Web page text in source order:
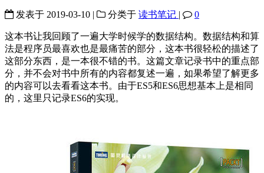
发表于 2019-03-10 | 分类于 读书笔记 | 0
这本书让我回顾了一遍大学时候学的数据结构。数据结构和算
法是程序员最喜欢也是最痛苦的部分，这本书很轻松的描述了
这部分东西，是一本很不错的书。这篇文章记录书中的重点部
分，并不会对书中所有的内容都复述一遍，如果希望了解更多
的内容可以去看看这本书。由于ES5和ES6思想基本上是相同
的，这里只记录ES6的实现。